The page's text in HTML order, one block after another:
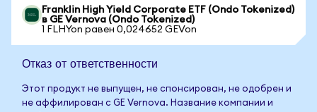
Franklin High Yield Corporate ETF (Ondo Tokenized)
в GE Vernova (Ondo Tokenized)
1 FLHYon равен 0,024652 GEVon
Отказ от ответственности
Этот продукт не выпущен, не спонсирован, не одобрен и
не аффилирован с GE Vernova. Название компании и